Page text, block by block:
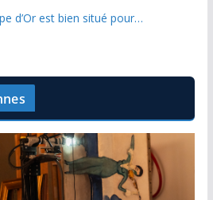
d’Or est bien situé pour…